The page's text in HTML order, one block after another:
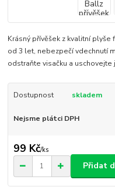
Krásný přívěšek z kvalitní plyše
od 3 let, nebezpečí vdechnutí
odstraňte visačku a
Dostupnost skladem
Nejsme plátci DPH
99 Kč/ks
Přidat